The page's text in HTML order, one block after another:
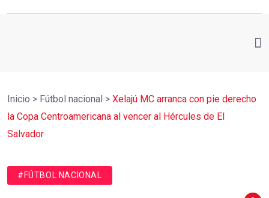
Inicio > Fútbol nacional > Xelajú MC arranca con pie derecho
la Copa Centroamericana al vencer al Hércules de El
Salvador
#FÚTBOL NACIONAL